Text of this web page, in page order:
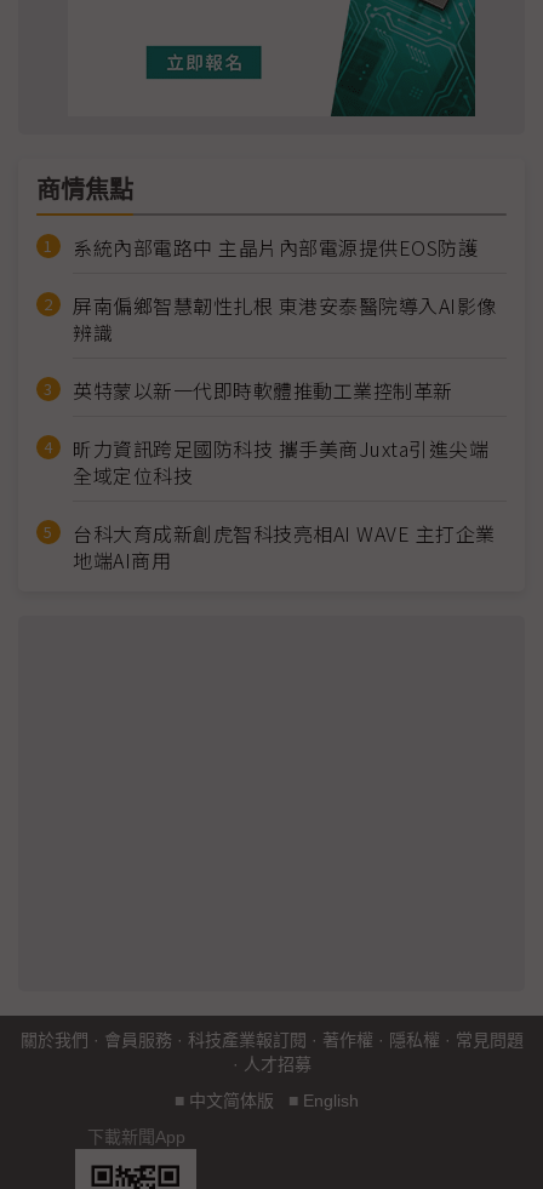
商情焦點
系統內部電路中 主晶片內部電源提供EOS防護
屏南偏鄉智慧韌性扎根 東港安泰醫院導入AI影像
辨識
英特蒙以新一代即時軟體推動工業控制革新
昕力資訊跨足國防科技 攜手美商Juxta引進尖端
全域定位科技
台科大育成新創虎智科技亮相AI WAVE 主打企業
地端AI商用
關於我們 · 會員服務 · 科技產業報訂閱 · 著作權 · 隱私權 · 常見問題
· 人才招募
■ 中文简体版 ■ English
下載新聞App